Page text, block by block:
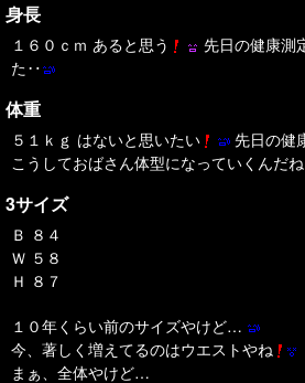
身長
１６０ｃｍ あると思う
先日の健康測
た‥
体重
５１ｋｇ はないと思いたい
先日の健
こうしておばさん体型になっていくんだ
3サイズ
Ｂ ８４
Ｗ ５８
Ｈ ８７
１０年くらい前のサイズやけど…
今、著しく増えてるのはウエストやね
まぁ、全体やけど…